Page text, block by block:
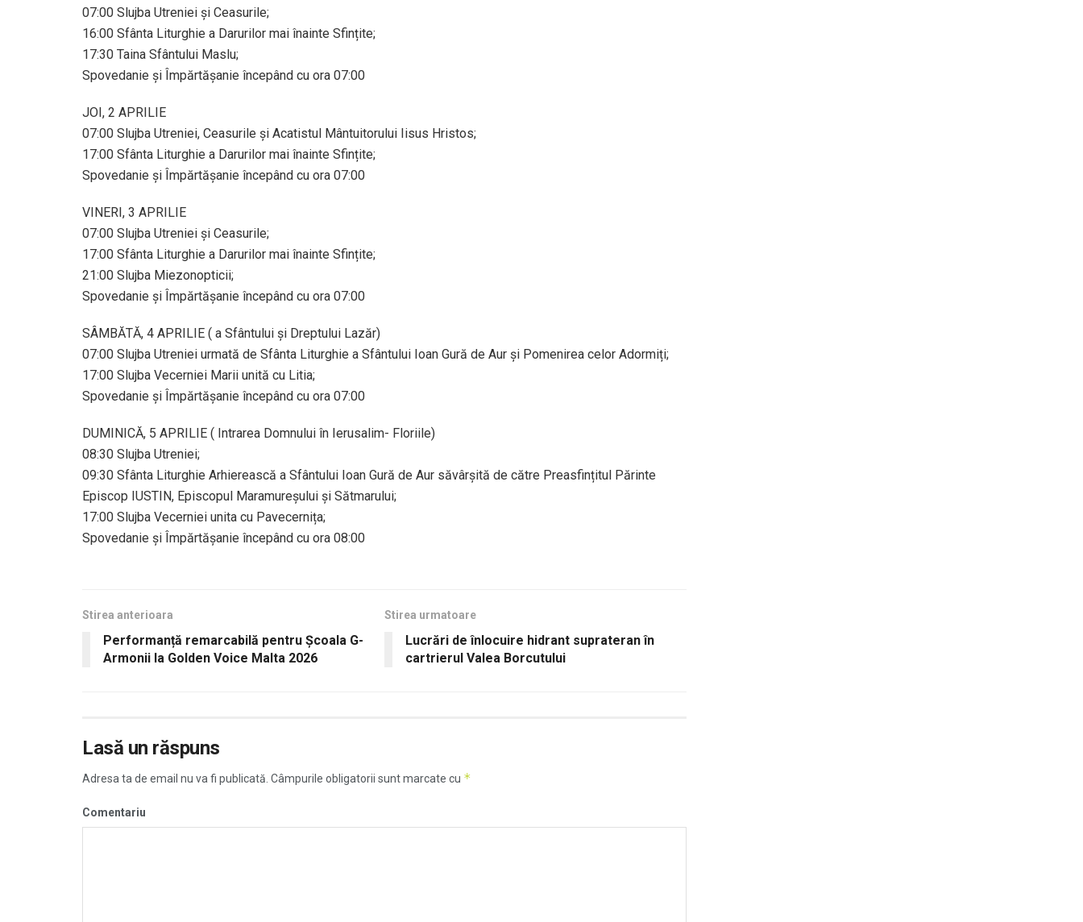
07:00 Slujba Utreniei și Ceasurile;
16:00 Sfânta Liturghie a Darurilor mai înainte Sfințite;
17:30 Taina Sfântului Maslu;
Spovedanie și Împărtășanie începând cu ora 07:00
JOI, 2 APRILIE
07:00 Slujba Utreniei, Ceasurile și Acatistul Mântuitorului Iisus Hristos;
17:00 Sfânta Liturghie a Darurilor mai înainte Sfințite;
Spovedanie și Împărtășanie începând cu ora 07:00
VINERI, 3 APRILIE
07:00 Slujba Utreniei și Ceasurile;
17:00 Sfânta Liturghie a Darurilor mai înainte Sfințite;
21:00 Slujba Miezonopticii;
Spovedanie și Împărtășanie începând cu ora 07:00
SÂMBĂTĂ, 4 APRILIE ( a Sfântului și Dreptului Lazăr)
07:00 Slujba Utreniei urmată de Sfânta Liturghie a Sfântului Ioan Gură de Aur și Pomenirea celor Adormiți;
17:00 Slujba Vecerniei Marii unită cu Litia;
Spovedanie și Împărtășanie începând cu ora 07:00
DUMINICĂ, 5 APRILIE ( Intrarea Domnului în Ierusalim- Floriile)
08:30 Slujba Utreniei;
09:30 Sfânta Liturghie Arhierească a Sfântului Ioan Gură de Aur săvârșită de către Preasfințitul Părinte
Episcop IUSTIN, Episcopul Maramureșului și Sătmarului;
17:00 Slujba Vecerniei unita cu Pavecernița;
Spovedanie și Împărtășanie începând cu ora 08:00
Stirea anterioara
Performanță remarcabilă pentru Școala G-
Armonii la Golden Voice Malta 2026
Stirea urmatoare
Lucrări de înlocuire hidrant suprateran în
cartrierul Valea Borcutului
Lasă un răspuns
Adresa ta de email nu va fi publicată. Câmpurile obligatorii sunt marcate cu *
Comentariu